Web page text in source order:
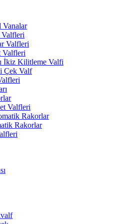
Vanalar
Valfleri
Valfleri
Valfleri
İkiz Kilitleme Valfi
Çek Valf
Valfleri
Rakorlar
Rakorlar